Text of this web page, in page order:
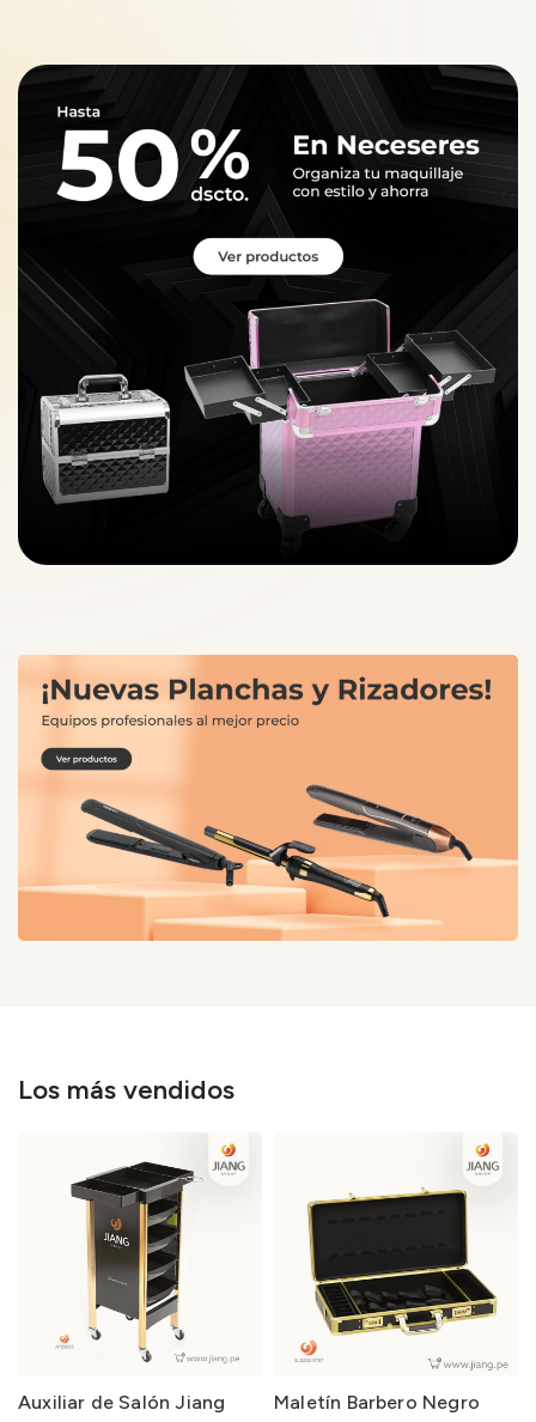
Los más vendidos
Auxiliar de Salón Jiang
Maletín Barbero Negro